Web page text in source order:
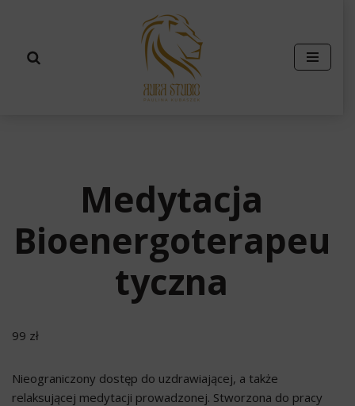
Medytacja
Bioenergoterapeu
tyczna
99 zł
Nieograniczony dostęp do uzdrawiającej, a także
relaksującej medytacji prowadzonej. Stworzona do pracy